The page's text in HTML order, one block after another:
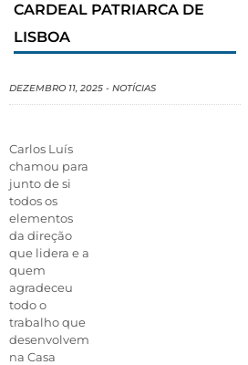
CARDEAL PATRIARCA DE
LISBOA
DEZEMBRO 11, 2025 - NOTÍCIAS
Carlos Luís
chamou para
junto de si
todos os
elementos
da direção
que lidera e a
quem
agradeceu
todo o
trabalho que
desenvolvem
na Casa